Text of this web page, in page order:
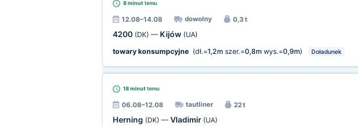
8 minuttemu
12.08–14.08 dowolny 0,3 t
4200 (DK) — Kijów (UA)
towary konsumpcyjne(dł.=1,2mszer.=0,8mwys.=0,9m) Doładunek
18 minuttemu
06.08–12.08 tautliner 22 t
Herning (DK) — Vladimir (UA)